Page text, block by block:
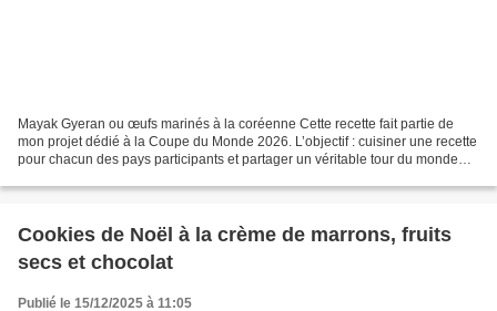
Mayak Gyeran ou œufs marinés à la coréenne Cette recette fait partie de
mon projet dédié à la Coupe du Monde 2026. L’objectif : cuisiner une recette
pour chacun des pays participants et partager un véritable tour du monde
Cookies de Noël à la crème de marrons, fruits
secs et chocolat
Publié le 15/12/2025 à 11:05